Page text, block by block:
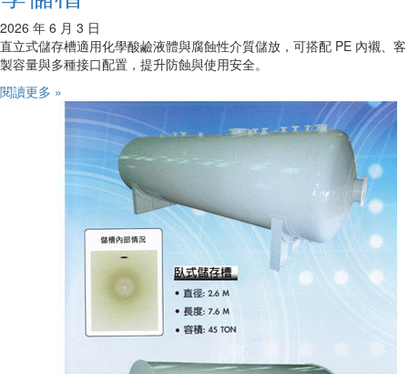
2026 年 6 月 3 日
直立式儲存槽適用化學酸鹼液體與腐蝕性介質儲放，可搭配 PE 內襯、客
製容量與多種接口配置，提升防蝕與使用安全。
閱讀更多 »